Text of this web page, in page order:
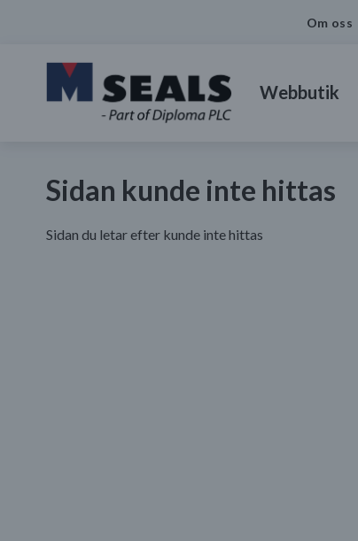
Om oss
Webbutik
Sidan kunde inte hittas
Sidan du letar efter kunde inte hittas